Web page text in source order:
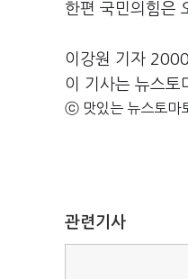
한편 국민의힘은
이강원 기자
이 기사는 뉴스토
ⓒ 맛있는 뉴스토마
관련기사